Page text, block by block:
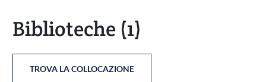
Biblioteche (1)
TROVA LA COLLOCAZIONE